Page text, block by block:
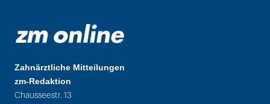
Zahnärztliche Mitteilungen
zm-Redaktion
Chausseestr. 13